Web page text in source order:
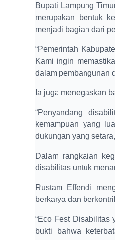
Bupati Lampung
merupakan bentuk
menjadi bagian dari
“Pemerintah
Kami ingin
dalam pembangunan
Ia juga menegaskan
“Penyandang
kemampuan yang
dukungan yang
Dalam rangkaian
disabilitas untuk
Rustam Effendi
berkarya dan
“Eco Fest Disabilitas
bukti bahwa